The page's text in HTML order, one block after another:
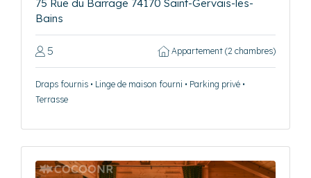
75 Rue du Barrage 74170 Saint-Gervais-les-
Bains
5 Appartement (2 chambres)
Draps fournis • Linge de maison fourni • Parking privé •
Terrasse